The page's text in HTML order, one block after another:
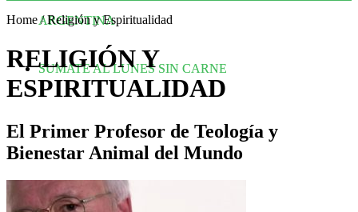
ARGENTINA
SUMATE AL LUNES SIN CARNE
Home/Religión y Espiritualidad
RELIGIÓN Y
ESPIRITUALIDAD
El Primer Profesor de Teología y
Bienestar Animal del Mundo